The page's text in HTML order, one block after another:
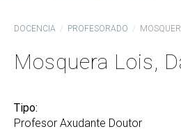
DOCENCIA PROFESORADO
Mosquera Lois,
Tipo:
Profesor Axudante Doutor